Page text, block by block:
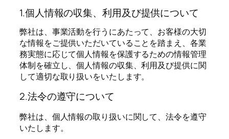
1.個人情報の収集、利用及び提供について
弊社は、事業活動を行うにあたって、お客様の大切
な情報をご提供いただいていることを踏まえ、各業
務実態に応じて個人情報を保護するための情報管理
体制を確立し、個人情報の収集、利用及び提供に関
して適切な取り扱いをいたします。
2.法令の遵守について
弊社は、個人情報の取り扱いに関して、法令を遵守
いたします。